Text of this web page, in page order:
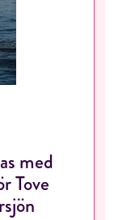
med
Tove